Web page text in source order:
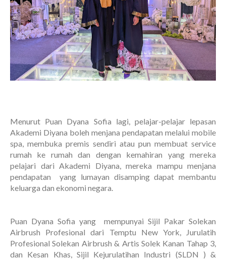
Menurut Puan Dyana Sofia lagi, pelajar-pelajar lepasan
Akademi Diyana boleh menjana pendapatan melalui mobile
spa, membuka premis sendiri atau pun membuat service
rumah ke rumah dan dengan kemahiran yang mereka
pelajari dari Akademi Diyana, mereka mampu menjana
pendapatan yang lumayan disamping dapat membantu
keluarga dan ekonomi negara.
Puan Dyana Sofia yang mempunyai Sijil Pakar Solekan
Airbrush Profesional dari Temptu New York, Jurulatih
Profesional Solekan Airbrush & Artis Solek Kanan Tahap 3,
dan Kesan Khas, Sijil Kejurulatihan Industri (SLDN ) &